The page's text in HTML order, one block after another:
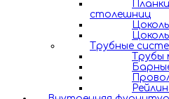
столешниц
Трубные
Трубы